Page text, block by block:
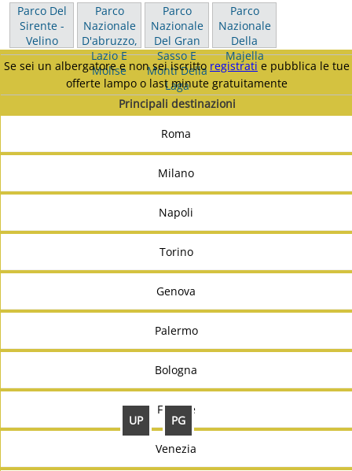
UP PG
Parco Del
Sirente -
Velino
Parco
Nazionale
D'abruzzo,
Lazio E
Molise
Parco
Nazionale
Del Gran
Sasso E
Monti Della
Laga
Parco
Nazionale
Della
Majella
Se sei un albergatore e non sei iscritto registrati e pubblica le tue
offerte lampo o last minute gratuitamente
Principali destinazioni
Roma
Milano
Napoli
Torino
Genova
Palermo
Bologna
Firenze
Venezia